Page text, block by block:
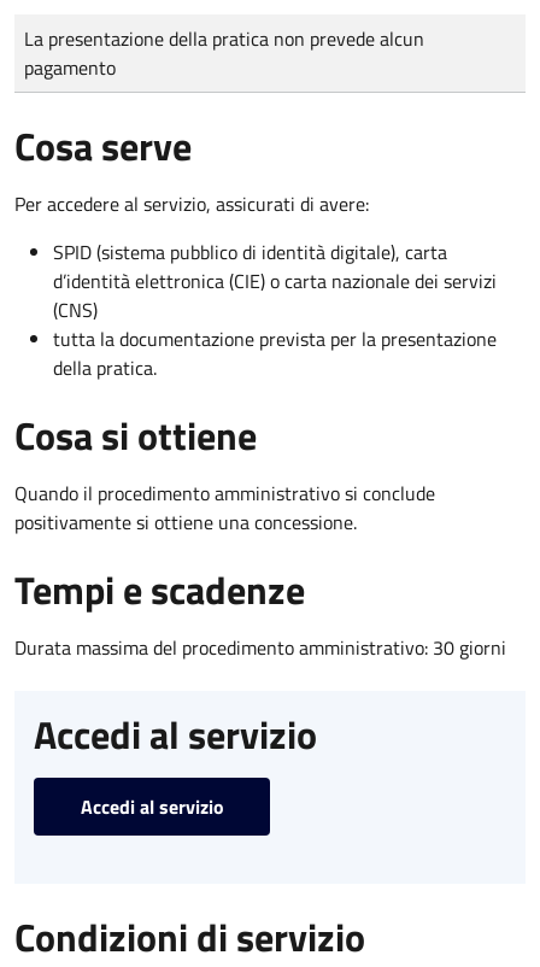
Tipo di pagamento
Importo
La presentazione della pratica non prevede alcun
pagamento
Cosa serve
Per accedere al servizio, assicurati di avere:
SPID (sistema pubblico di identità digitale), carta
d’identità elettronica (CIE) o carta nazionale dei servizi
(CNS)
tutta la documentazione prevista per la presentazione
della pratica.
Cosa si ottiene
Quando il procedimento amministrativo si conclude
positivamente si ottiene una concessione.
Tempi e scadenze
Durata massima del procedimento amministrativo: 30 giorni
Accedi al servizio
Accedi al servizio
Condizioni di servizio